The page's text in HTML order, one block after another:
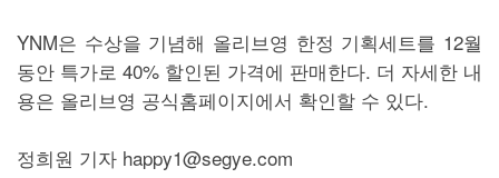
YNM은 수상을 기념해 올리브영 한정 기획세트를 12월
동안 특가로 40% 할인된 가격에 판매한다. 더 자세한 내
용은 올리브영 공식홈페이지에서 확인할 수 있다.
정희원 기자 happy1@segye.com